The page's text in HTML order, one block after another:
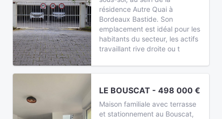
résidence Autre Quai à
Bordeaux Bastide. Son
emplacement est idéal pour les
habitants du secteur, les actifs
travaillant rive droite ou t
LE BOUSCAT - 498 000 €
Maison familiale avec terrasse
et stationnement au Bouscat,